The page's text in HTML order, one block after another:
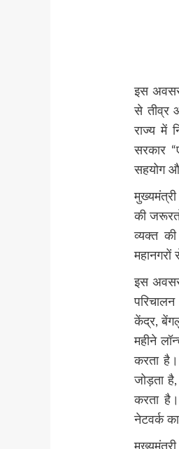
इस अवसर
से तीव्र
राज्य में
सरकार
सहयोग
की
व्यक्त
महानगरों
इस
केंद्र,
महीने
करता
जोड़ता
करता
नेटवर्क